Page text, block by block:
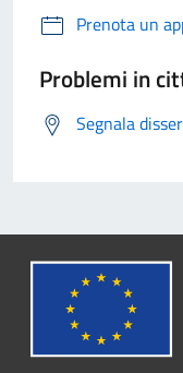
Prenota un
Problemi in
Segnala